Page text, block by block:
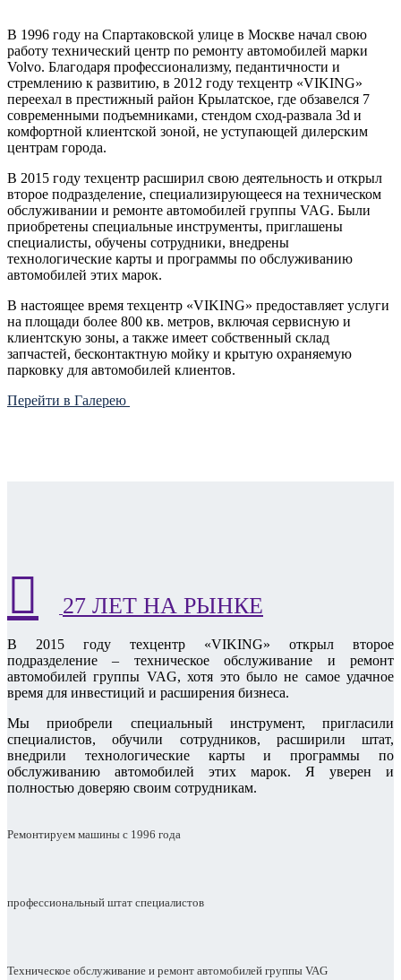
В 1996 году на Спартаковской улице в Москве начал свою
работу технический центр по ремонту автомобилей марки
Volvo. Благодаря профессионализму, педантичности и
стремлению к развитию, в 2012 году техцентр «VIKING»
переехал в престижный район Крылатское, где обзавелся 7
современными подъемниками, стендом сход-развала 3d и
комфортной клиентской зоной, не уступающей дилерским
центрам города.
В 2015 году техцентр расширил свою деятельность и открыл
второе подразделение, специализирующееся на техническом
обслуживании и ремонте автомобилей группы VAG. Были
приобретены специальные инструменты, приглашены
специалисты, обучены сотрудники, внедрены
технологические карты и программы по обслуживанию
автомобилей этих марок.
В настоящее время техцентр «VIKING» предоставляет услуги
на площади более 800 кв. метров, включая сервисную и
клиентскую зоны, а также имеет собственный склад
запчастей, бесконтактную мойку и крытую охраняемую
парковку для автомобилей клиентов.
Перейти в Галерею
27 ЛЕТ НА РЫНКЕ
В 2015 году техцентр «VIKING» открыл второе
подразделение – техническое обслуживание и ремонт
автомобилей группы VAG, хотя это было не самое удачное
время для инвестиций и расширения бизнеса.
Мы приобрели специальный инструмент, пригласили
специалистов, обучили сотрудников, расширили штат,
внедрили технологические карты и программы по
обслуживанию автомобилей этих марок. Я уверен и
полностью доверяю своим сотрудникам.
Ремонтируем машины с 1996 года
профессиональный штат специалистов
Техническое обслуживание и ремонт автомобилей группы VAG